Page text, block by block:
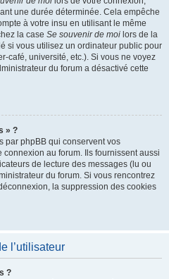
une durée déterminée. Cela empêche
à votre insu en utilisant le même
la case Se souvenir de moi lors de la
si vous utilisez un ordinateur public pour
café, université, etc.). Si vous ne voyez
du forum a désactivé cette
» ?
par phpBB qui conservent vos
connexion au forum. Ils fournissent aussi
de lecture des messages (lu ou
du forum. Si vous rencontrez
la suppression des cookies
l’utilisateur
?